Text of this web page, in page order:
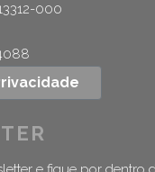
000